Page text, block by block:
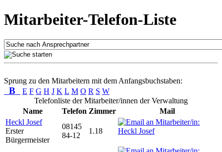
Mitarbeiter-Telefon-Liste
Sprung zu den Mitarbeitern mit dem Anfangsbuchstaben:
B E F G H J K L M O R S W
Telefonliste der Mitarbeiter/innen der Verwaltung
Name
Telefon Zimmer
Mail
Heckl Josef
Erster
Bürgermeister
08145
84-12
1.18